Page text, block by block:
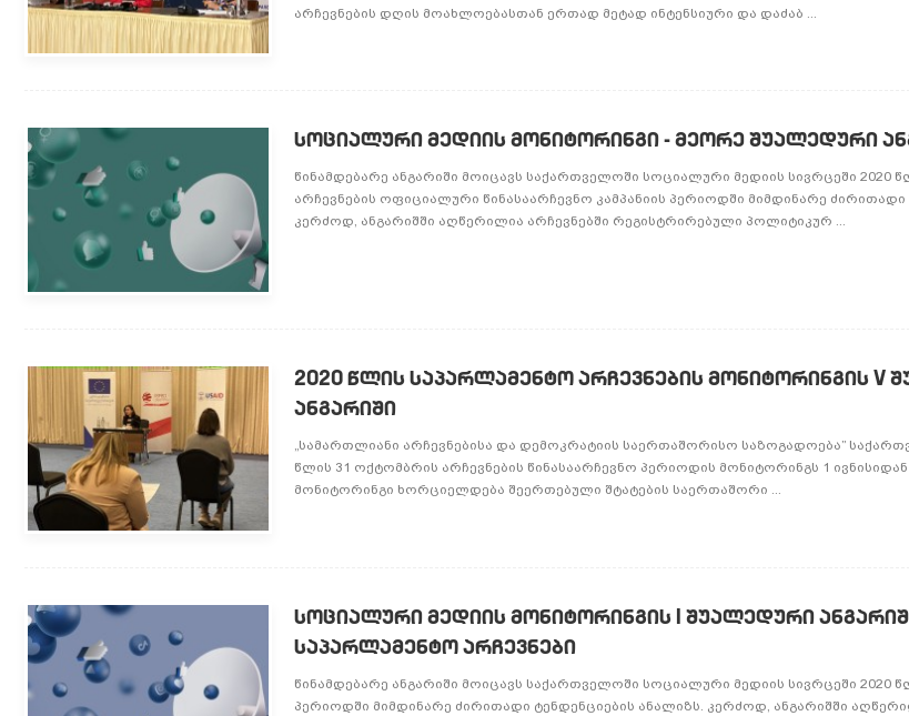
არჩევნების დღის მოახლოებასთან ერთად მეტად ინტენსიური და დაძაბ ...
სოციალური მედიის მონიტორინგი - მეორე შუალედური
წინამდებარე ანგარიში მოიცავს საქართველოში სოციალური მედიის სივრცეში 2020
არჩევნების ოფიციალური წინასაარჩევნო კამპანიის პერიოდში მიმდინარე ძირითადი
კერძოდ, ანგარიშში აღწერილია არჩევნებში რეგისტრირებული პოლიტიკურ ...
2020 წლის საპარლამენტო არჩევნების მონიტორინგის V
ანგარიში
„სამართლიანი არჩევნებისა და დემოკრატიის საერთაშორისო საზოგადოება”
წლის 31 ოქტომბრის არჩევნების წინასაარჩევნო პერიოდის მონიტორინგს 1
მონიტორინგი ხორციელდება შეერთებული შტატების საერთაშორი ...
სოციალური მედიის მონიტორინგის I შუალედური
საპარლამენტო არჩევნები
წინამდებარე ანგარიში მოიცავს საქართველოში სოციალური მედიის სივრცეში 2020
პერიოდში მიმდინარე ძირითადი ტენდენციების ანალიზს. კერძოდ, ანგარიშში